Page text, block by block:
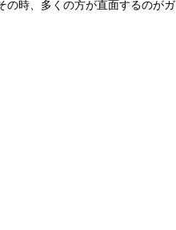
の時、多くの方が直面するのがガ